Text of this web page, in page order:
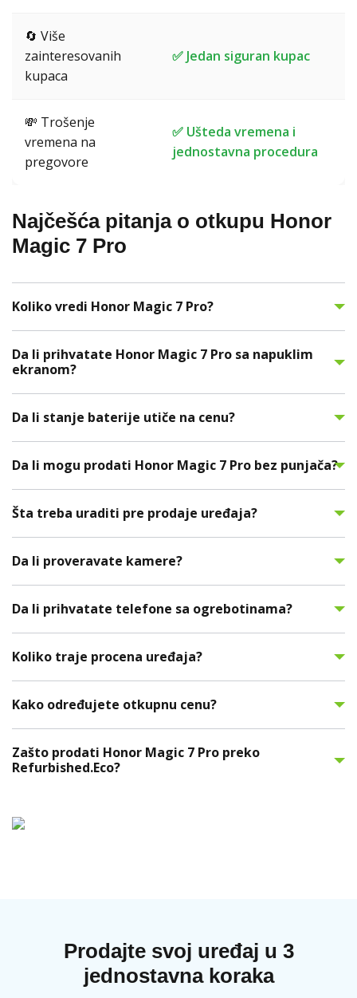
🔄 Više
zainteresovanih
kupaca
✅ Jedan siguran kupac
💸 Trošenje
vremena na
pregovore
✅ Ušteda vremena i
jednostavna procedura
Najčešća pitanja o otkupu Honor
Magic 7 Pro
Koliko vredi Honor Magic 7 Pro?
Da li prihvatate Honor Magic 7 Pro sa napuklim
ekranom?
Da li stanje baterije utiče na cenu?
Da li mogu prodati Honor Magic 7 Pro bez punjača?
Šta treba uraditi pre prodaje uređaja?
Da li proveravate kamere?
Da li prihvatate telefone sa ogrebotinama?
Koliko traje procena uređaja?
Kako određujete otkupnu cenu?
Zašto prodati Honor Magic 7 Pro preko
Refurbished.Eco?
Prodajte svoj uređaj u 3
jednostavna koraka